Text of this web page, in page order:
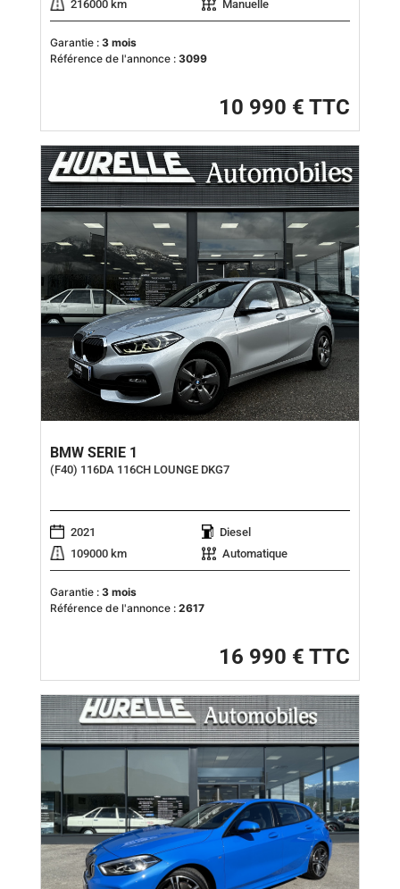
216000 km
Manuelle
Garantie : 3 mois
Référence de l'annonce : 3099
10 990 € TTC
BMW SERIE 1
(F40) 116DA 116CH LOUNGE DKG7
2021
Diesel
109000 km
Automatique
Garantie : 3 mois
Référence de l'annonce : 2617
16 990 € TTC